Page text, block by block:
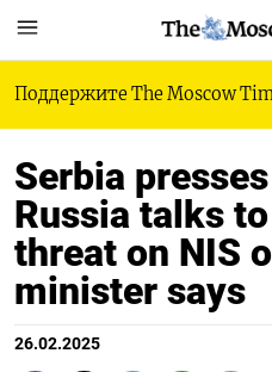
Поддержите The Moscow
Serbia
Russia talks
threat on NIS
minister says
26.02.2025